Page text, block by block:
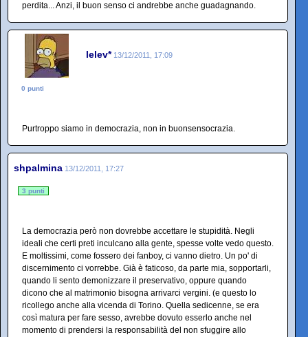
perdita... Anzi, il buon senso ci andrebbe anche guadagnando.
lelev* 13/12/2011, 17:09
0 punti
Purtroppo siamo in democrazia, non in buonsensocrazia.
shpalmina 13/12/2011, 17:27
3 punti
La democrazia però non dovrebbe accettare le stupidità. Negli
ideali che certi preti inculcano alla gente, spesse volte vedo questo.
E moltissimi, come fossero dei fanboy, ci vanno dietro. Un po' di
discernimento ci vorrebbe. Già è faticoso, da parte mia, sopportarli,
quando li sento demonizzare il preservativo, oppure quando
dicono che al matrimonio bisogna arrivarci vergini. (e questo lo
ricollego anche alla vicenda di Torino. Quella sedicenne, se era
così matura per fare sesso, avrebbe dovuto esserlo anche nel
momento di prendersi la responsabilità del non sfuggire allo